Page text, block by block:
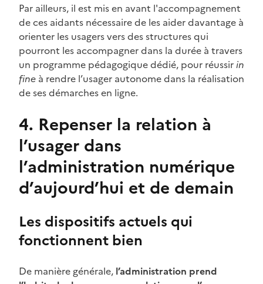
Par ailleurs, il est mis en avant l'accompagnement
de ces aidants nécessaire de les aider davantage à
orienter les usagers vers des structures qui
pourront les accompagner dans la durée à travers
un programme pédagogique dédié, pour réussirin
fine à rendre l’usager autonome dans la réalisation
de ses démarches en ligne.
4. Repenser la relation à
l’usager dans
l’administration numérique
d’aujourd’hui et de demain
Les dispositifs actuels qui
fonctionnent bien
De manière générale, l’administration prend